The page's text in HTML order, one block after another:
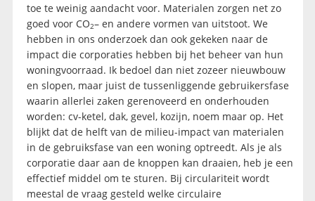
toe te weinig aandacht voor. Materialen zorgen net zo
goed voor CO2– en andere vormen van uitstoot. We
hebben in ons onderzoek dan ook gekeken naar de
impact die corporaties hebben bij het beheer van hun
woningvoorraad. Ik bedoel dan niet zozeer nieuwbouw
en slopen, maar juist de tussenliggende gebruikersfase
waarin allerlei zaken gerenoveerd en onderhouden
worden: cv-ketel, dak, gevel, kozijn, noem maar op. Het
blijkt dat de helft van de milieu-impact van materialen
in de gebruiksfase van een woning optreedt. Als je als
corporatie daar aan de knoppen kan draaien, heb je een
effectief middel om te sturen. Bij circulariteit wordt
meestal de vraag gesteld welke circulaire